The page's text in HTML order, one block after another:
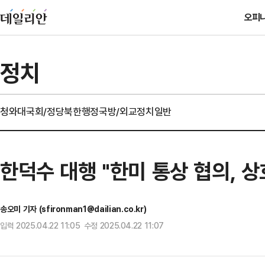
오피
정치
청와대국회/정당북한행정국방/외교정치일반
한덕수 대행 "한미 통상 협의,
송오미 기자 (sfironman1@dailian.co.kr)
입력 2025.04.22 11:05 수정 2025.04.22 11:07